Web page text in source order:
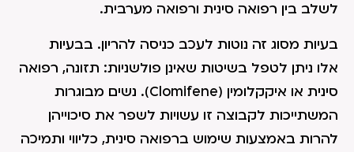
לשלב בין רפואה סינית ורפואה מערבית.
בעיות מסוג זה נוטות לעכב כניסה להריון. בבעיות
אלו ניתן לטפל בשיטות שאינן פולשניות: תזונה, רפואה
סינית או איקקלומין (Clomifene). נשים מבוגרות
המשתייכות לקבוצה זו עשויות לשפר את סיכוייהן
להרות באמצעות שימוש ברפואה סינית, כליווי ותמיכה